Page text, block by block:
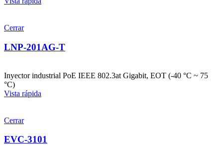
Cerrar
LNP-201AG-T
Inyector industrial PoE IEEE 802.3at Gigabit, EOT (-40 °C ~ 75
°C)
Vista rápida
Cerrar
EVC-3101